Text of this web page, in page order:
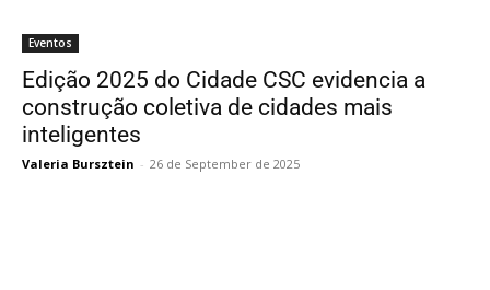
Eventos
Edição 2025 do Cidade CSC evidencia a
construção coletiva de cidades mais
inteligentes
Valeria Bursztein - 26 de September de 2025